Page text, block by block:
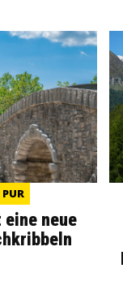
eine neue